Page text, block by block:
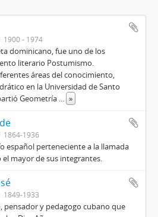
1900 - 1974
dominicano, fue uno de los
literario Postumismo.
áreas del conocimiento,
en la Universidad de Santo
Geometría ... »
1864-1936
español perteneciente a la llamada
el mayor de sus integrantes.
1849-1933
pensador y pedagogo cubano que